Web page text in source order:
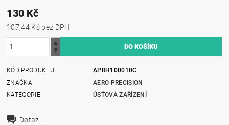
130 Kč
107,44 Kč bez DPH
KÓD PRODUKTU
APRH100010C
ZNAČKA
AERO PRECISION
KATEGORIE
ÚSŤOVÁ ZAŘÍZENÍ
Dotaz